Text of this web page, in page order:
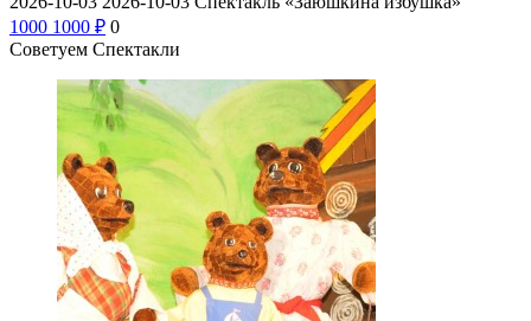
1000 1000 ₽ 0
Советуем Спектакли